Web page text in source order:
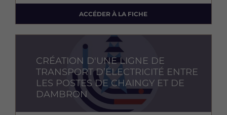
ACCÉDER À LA FICHE
CRÉATION D'UNE LIGNE DE
TRANSPORT D’ÉLECTRICITÉ ENTRE
LES POSTES DE CHAINGY ET DE
DAMBRON